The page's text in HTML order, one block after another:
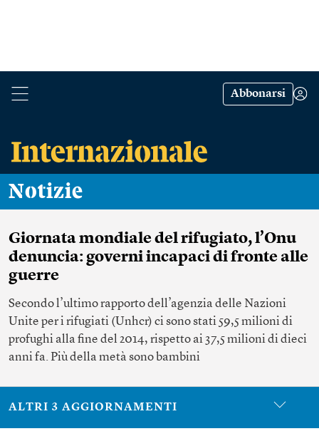
Abbonarsi
Notizie
Giornata mondiale del rifugiato, l’Onu
denuncia: governi incapaci di fronte alle
guerre
Secondo l’ultimo rapporto dell’agenzia delle Nazioni
Unite per i rifugiati (Unhcr) ci sono stati 59,5 milioni di
profughi alla fine del 2014, rispetto ai 37,5 milioni di dieci
anni fa. Più della metà sono bambini
ALTRI 3 AGGIORNAMENTI